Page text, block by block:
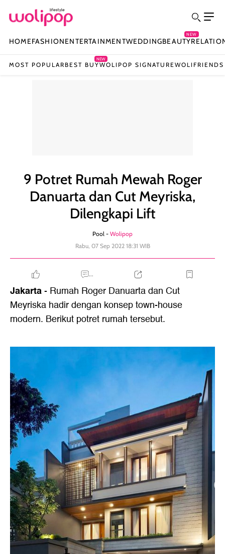
HOMEFASHIONENTERTAINMENTWEDDINGBEAUTY
NEW
MOST POPULAR BEST BUY
NEW
WOLIPOP SIGNATUREWOLIFRIENDS
9 Potret Rumah Mewah Roger
Danuarta dan Cut Meyriska,
Dilengkapi Lift
Pool - Wolipop
Rabu, 07 Sep 2022 18:31 WIB
...
Jakarta- Rumah Roger Danuartadan Cut
Meyriska hadir dengan konsep town-house
modern. Berikut potret rumah tersebut.